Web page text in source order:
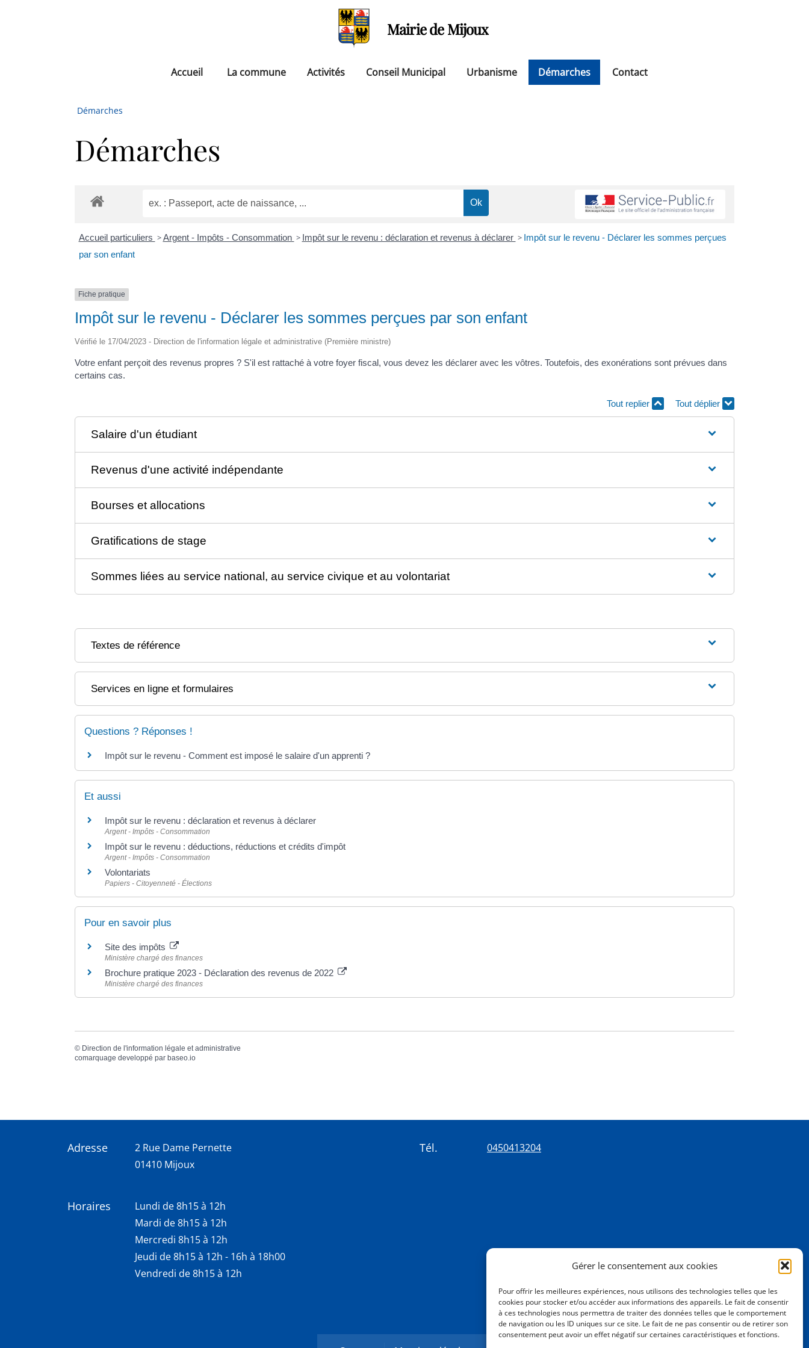
Gérer le consentement aux cookies
Pour offrir les meilleures expériences, nous utilisons des technologies telles que les
cookies pour stocker et/ou accéder aux informations des appareils. Le fait de consentir
à ces technologies nous permettra de traiter des données telles que le comportement
de navigation ou les ID uniques sur ce site. Le fait de ne pas consentir ou de retirer son
consentement peut avoir un effet négatif sur certaines caractéristiques et fonctions.
Mairie de Mijoux
Accueil La commune Activités Conseil Municipal Urbanisme Démarches Contact
Démarches
Démarches
Accueil particuliers > Argent - Impôts - Consommation > Impôt sur le revenu : déclaration et revenus à déclarer > Impôt sur le revenu - Déclarer les sommes perçues
par son enfant
Fiche pratique
Impôt sur le revenu - Déclarer les sommes perçues par son enfant
Vérifié le 17/04/2023 - Direction de l'information légale et administrative (Première ministre)
Votre enfant perçoit des revenus propres ? S'il est rattaché à votre foyer fiscal, vous devez les déclarer avec les vôtres. Toutefois, des exonérations sont prévues dans
certains cas.
Tout replier Tout déplier
Salaire d'un étudiant
Revenus d'une activité indépendante
Bourses et allocations
Gratifications de stage
Sommes liées au service national, au service civique et au volontariat
Textes de référence
Services en ligne et formulaires
Questions ? Réponses !
Impôt sur le revenu - Comment est imposé le salaire d'un apprenti ?
Et aussi
Impôt sur le revenu : déclaration et revenus à déclarer
Argent - Impôts - Consommation
Impôt sur le revenu : déductions, réductions et crédits d'impôt
Argent - Impôts - Consommation
Volontariats
Papiers - Citoyenneté - Élections
Pour en savoir plus
Site des impôts
Ministère chargé des finances
Brochure pratique 2023 - Déclaration des revenus de 2022
Ministère chargé des finances
© Direction de l'information légale et administrative
comarquage developpé par baseo.io
Adresse
2 Rue Dame Pernette
01410 Mijoux
Horaires
Lundi de 8h15 à 12h
Mardi de 8h15 à 12h
Mercredi 8h15 à 12h
Jeudi de 8h15 à 12h - 16h à 18h00
Vendredi de 8h15 à 12h
Tél. 0450413204